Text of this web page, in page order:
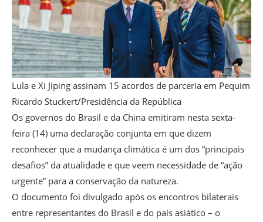
Lula e Xi Jiping assinam 15 acordos de parceria em Pequim
Ricardo Stuckert/Presidência da República
Os governos do Brasil e da China emitiram nesta sexta-
feira (14) uma declaração conjunta em que dizem
reconhecer que a mudança climática é um dos “principais
desafios” da atualidade e que veem necessidade de “ação
urgente” para a conservação da natureza.
O documento foi divulgado após os encontros bilaterais
entre representantes do Brasil e do país asiático – o